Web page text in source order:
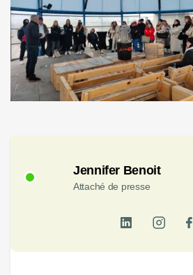
Jennifer Benoit
Attaché de presse